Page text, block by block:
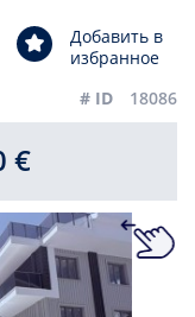
Добавить в
избранное
# ID
18086
€